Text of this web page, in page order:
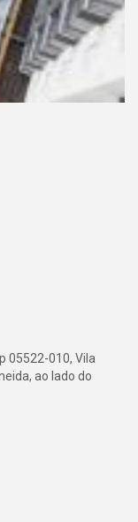
05522-010, Vila
ao lado do